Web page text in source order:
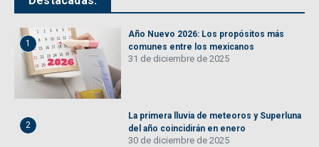
1
Año Nuevo 2026: Los propósitos más
comunes entre los mexicanos
31 de diciembre de 2025
2
La primera lluvia de meteoros y Superluna
del año coincidirán en enero
30 de diciembre de 2025